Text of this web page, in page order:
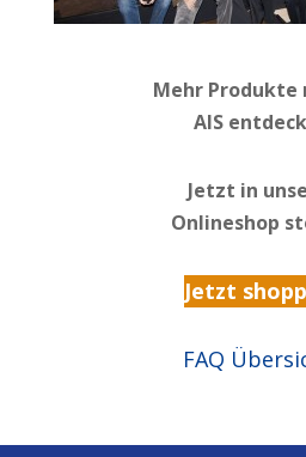
Mehr Produkte
AIS
Jetzt in
Onlineshop
Jetzt
FAQ